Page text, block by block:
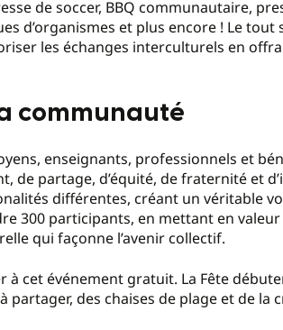
de soccer, BBQ communautaire,
d’organismes et plus encore ! Le tout
les échanges interculturels en
communauté
enseignants, professionnels et
de partage, d’équité, de fraternité et
différentes, créant un véritable
300 participants, en mettant en
qui façonne l’avenir collectif.
cet événement gratuit. La Fête
des chaises de plage et de la